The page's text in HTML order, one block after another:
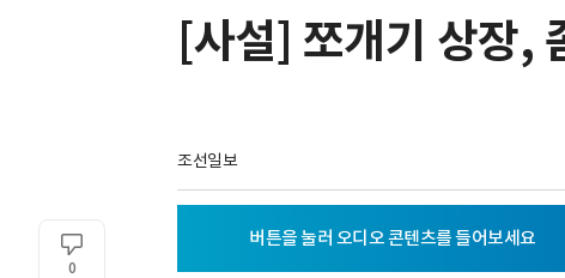
[사설] 쪼개기 상장,
조선일보
0